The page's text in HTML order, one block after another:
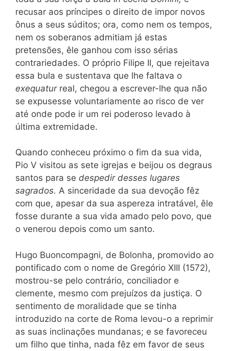
recusar aos príncipes o direito de impor novos
ônus a seus súditos; ora, como nem os tempos,
nem os soberanos admitiam já estas
pretensões, êle ganhou com isso sérias
contrariedades. O próprio Filipe II, que rejeitava
essa bula e sustentava que lhe faltava o
exequatur real, chegou a escrever-lhe qua não
se expusesse voluntariamente ao risco de ver
até onde pode ir um rei poderoso levado à
última extremidade.
Quando conheceu próximo o fim da sua vida,
Pio V visitou as sete igrejas e beijou os degraus
santos para se despedir desses lugares
sagrados. A sinceridade da sua devoção fêz
com que, apesar da sua aspereza intratável, êle
fosse durante a sua vida amado pelo povo, que
o venerou depois como um santo.
Hugo Buoncompagni, de Bolonha, promovido ao
pontificado com o nome de Gregório XIII (1572),
mostrou-se pelo contrário, conciliador e
clemente, mesmo com prejuízos da justiça. O
sentimento de moralidade que se tinha
introduzido na corte de Roma levou-o a reprimir
as suas inclinações mundanas; e se favoreceu
um filho que tinha, nada fêz em favor de seus